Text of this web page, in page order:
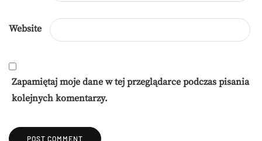
Website
Zapamiętaj moje dane w tej przeglądarce podczas pisania
kolejnych komentarzy.